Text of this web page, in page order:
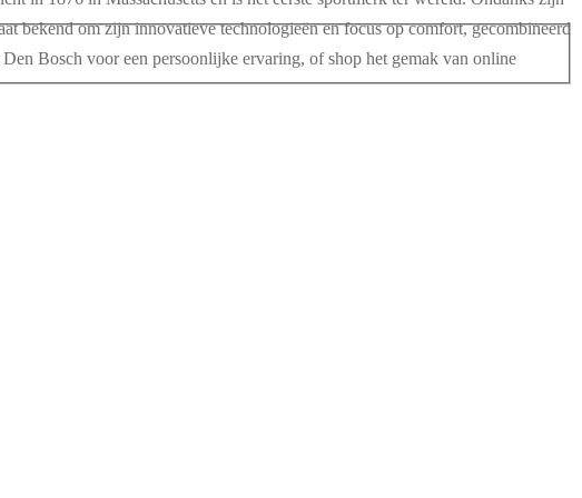
bekend om zijn innovatieve technologieën en focus op comfort, gecombineerd
Bosch voor een persoonlijke ervaring, of shop het gemak van online